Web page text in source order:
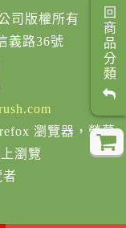
司版權所有
義路36號
瀏覽器，螢幕
瀏覽
回商品分類